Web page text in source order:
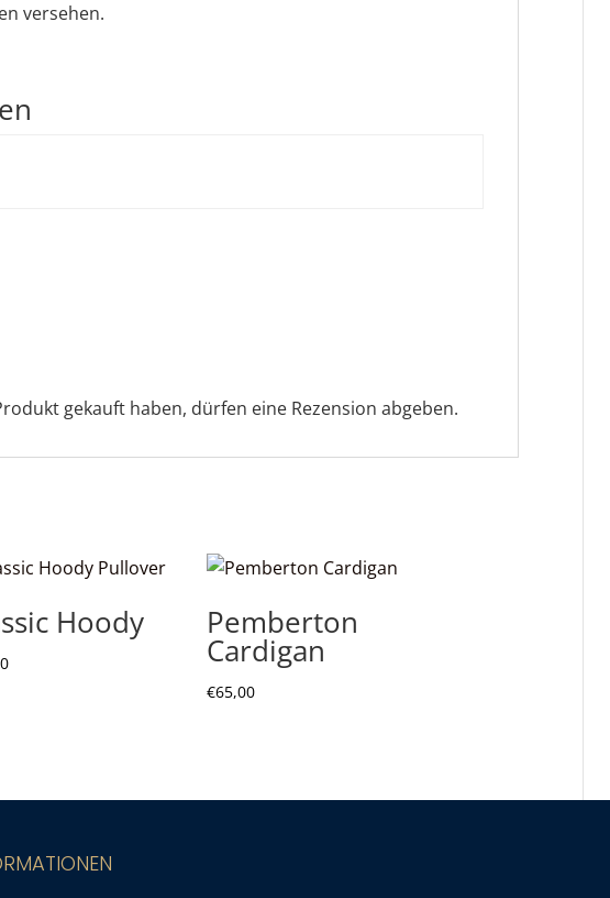
versehen.
gekauft haben, dürfen eine Rezension abgeben.
Hoody Pemberton
Cardigan
€65,00